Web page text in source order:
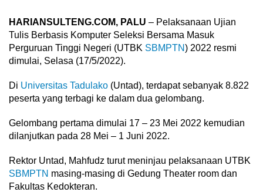
HARIANSULTENG.COM, PALU – Pelaksanaan Ujian
Tulis Berbasis Komputer Seleksi Bersama Masuk
Perguruan Tinggi Negeri (UTBK SBMPTN) 2022 resmi
dimulai, Selasa (17/5/2022).
Di Universitas Tadulako (Untad), terdapat sebanyak 8.822
peserta yang terbagi ke dalam dua gelombang.
Gelombang pertama dimulai 17 – 23 Mei 2022 kemudian
dilanjutkan pada 28 Mei – 1 Juni 2022.
Rektor Untad, Mahfudz turut meninjau pelaksanaan UTBK
SBMPTN masing-masing di Gedung Theater room dan
Fakultas Kedokteran.